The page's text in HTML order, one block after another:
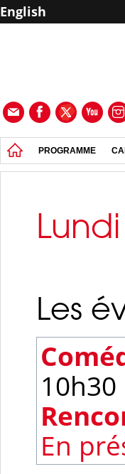
English
PROGRAMME
Les
10h30
En